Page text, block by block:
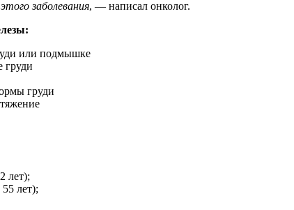
заболевания, — написал онколог.
или подмышке
груди
груди
лет);
лет);